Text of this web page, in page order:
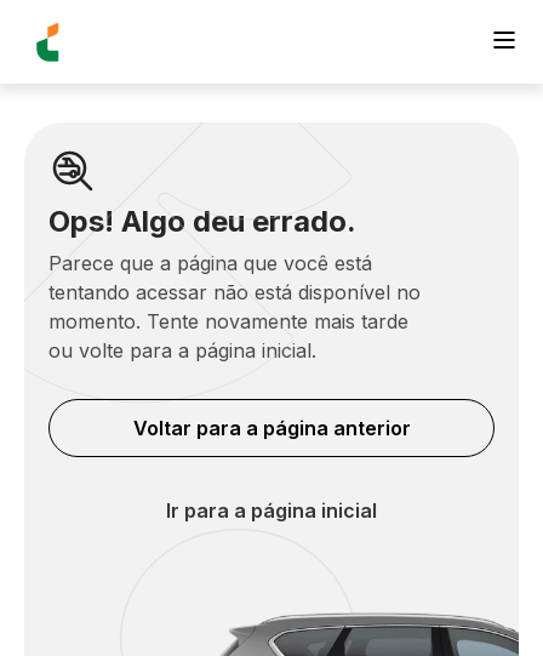
Ops! Algo deu errado.
Parece que a página que você está
tentando acessar não está disponível no
momento. Tente novamente mais tarde
ou volte para a página inicial.
Voltar para a página anterior
Ir para a página inicial